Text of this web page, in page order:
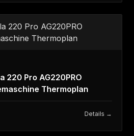
220 Pro AG220PRO
Gewerbe-Kaffeemaschine Thermoplan
Details →